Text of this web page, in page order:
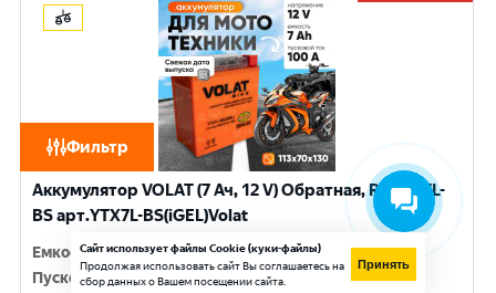
Фильтр
Аккумулятор VOLAT (7 Ач, 12 V) Обратная, R+ YTX7L-
BS арт.YTX7L-BS(iGEL)Volat
Емкость:7 Ач
Пусковой ток:100 A
Сайт использует файлы Cookie (куки-файлы)
Продолжая использовать сайт Вы соглашаетесь на
сбор данных о Вашем посещении сайта.
Принять